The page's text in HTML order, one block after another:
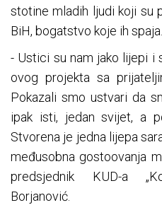
stotine mladih ljudi koji su
BiH, bogatstvo koje ih spaja.
- Ustici su nam jako lijepi
ovog projekta sa
Pokazali smo ustvari da
ipak isti, jedan svijet, a
Stvorena je jedna lijepa
međusobna gostoovanja
predsjednik KUD-a
Borjanović.